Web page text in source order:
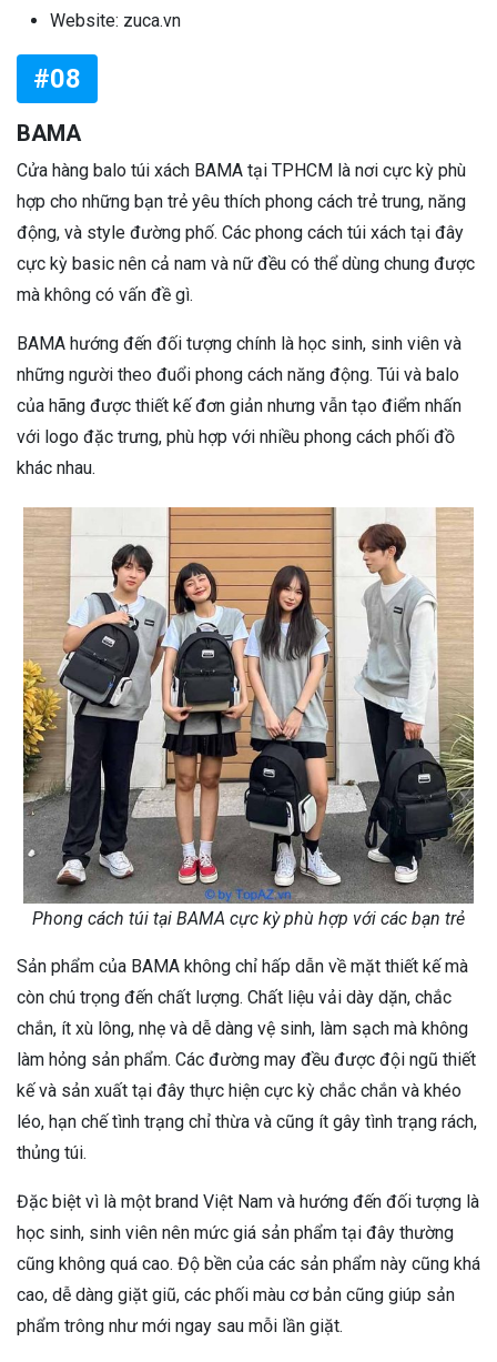
Website: zuca.vn
#08
BAMA
Cửa hàng balo túi xách BAMA tại TPHCM là nơi cực kỳ phù
hợp cho những bạn trẻ yêu thích phong cách trẻ trung, năng
động, và style đường phố. Các phong cách túi xách tại đây
cực kỳ basic nên cả nam và nữ đều có thể dùng chung được
mà không có vấn đề gì.
BAMA hướng đến đối tượng chính là học sinh, sinh viên và
những người theo đuổi phong cách năng động. Túi và balo
của hãng được thiết kế đơn giản nhưng vẫn tạo điểm nhấn
với logo đặc trưng, phù hợp với nhiều phong cách phối đồ
khác nhau.
Phong cách túi tại BAMA cực kỳ phù hợp với các bạn trẻ
Sản phẩm của BAMA không chỉ hấp dẫn về mặt thiết kế mà
còn chú trọng đến chất lượng. Chất liệu vải dày dặn, chắc
chắn, ít xù lông, nhẹ và dễ dàng vệ sinh, làm sạch mà không
làm hỏng sản phẩm. Các đường may đều được đội ngũ thiết
kế và sản xuất tại đây thực hiện cực kỳ chắc chắn và khéo
léo, hạn chế tình trạng chỉ thừa và cũng ít gây tình trạng rách,
thủng túi.
Đặc biệt vì là một brand Việt Nam và hướng đến đối tượng là
học sinh, sinh viên nên mức giá sản phẩm tại đây thường
cũng không quá cao. Độ bền của các sản phẩm này cũng khá
cao, dễ dàng giặt giũ, các phối màu cơ bản cũng giúp sản
phẩm trông như mới ngay sau mỗi lần giặt.